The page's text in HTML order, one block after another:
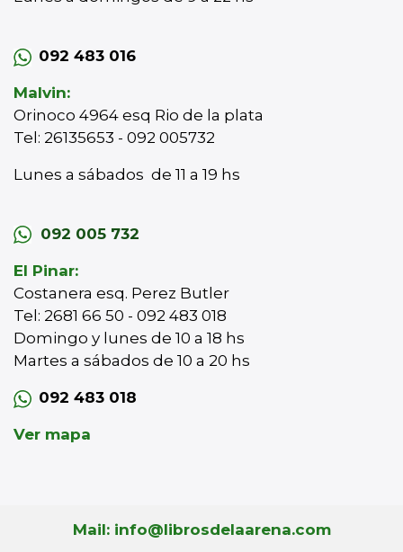
092 483 016
Malvin:
Orinoco 4964 esq Rio de la plata
Tel: 26135653 - 092 005732
Lunes a sábados de 11 a 19 hs
092 005 732
El Pinar:
Costanera esq. Perez Butler
Tel: 2681 66 50 - 092 483 018
Domingo y lunes de 10 a 18 hs
Martes a sábados de 10 a 20 hs
092 483 018
Ver mapa
Mail: info@librosdelaarena.com